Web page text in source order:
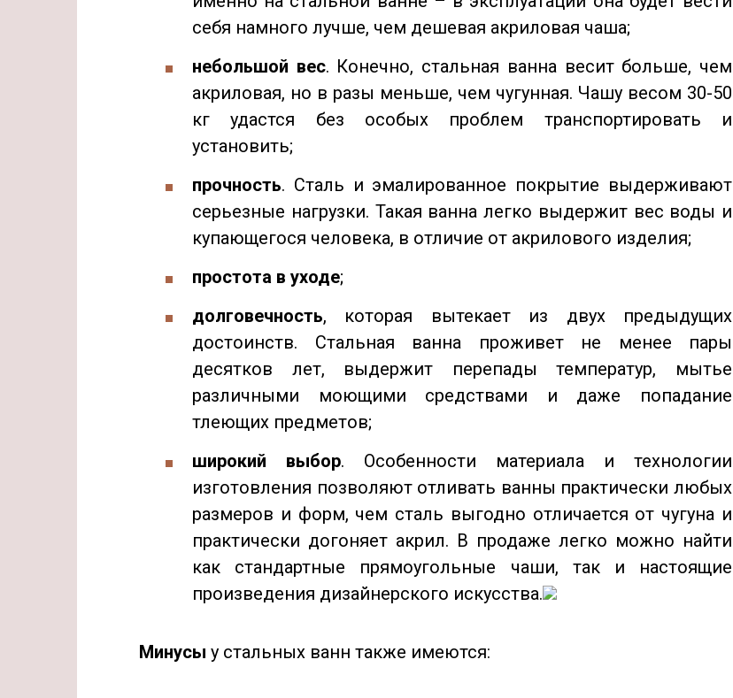
себя намного лучше, чем дешевая акриловая чаша;
небольшой вес. Конечно, стальная ванна весит больше, чем
акриловая, но в разы меньше, чем чугунная. Чашу весом 30-50
кг удастся без особых проблем транспортировать и
установить;
прочность. Сталь и эмалированное покрытие выдерживают
серьезные нагрузки. Такая ванна легко выдержит вес воды и
купающегося человека, в отличие от акрилового изделия;
простота в уходе;
долговечность, которая вытекает из двух предыдущих
достоинств. Стальная ванна проживет не менее пары
десятков лет, выдержит перепады температур, мытье
различными моющими средствами и даже попадание
тлеющих предметов;
широкий выбор. Особенности материала и технологии
изготовления позволяют отливать ванны практически любых
размеров и форм, чем сталь выгодно отличается от чугуна и
практически догоняет акрил. В продаже легко можно найти
как стандартные прямоугольные чаши, так и настоящие
произведения дизайнерского искусства.
Минусы у стальных ванн также имеются: